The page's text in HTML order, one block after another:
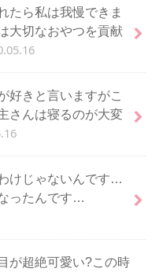
たら私は我慢できま
大切なおやつを貢献
好きと言いますがこ
さんは寝るのが大変
けじゃないんです…
ったんです…
が超絶可愛い?この時